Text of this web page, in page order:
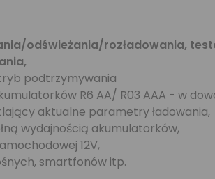
odświeżania/rozładowania,
podtrzymywania
R6 AA/ R03 AAA - w
aktualne parametry ładowania,
wydajnością akumulatorków,
12V,
smartfonów itp.